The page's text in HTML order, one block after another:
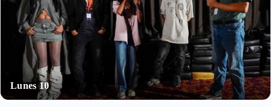
Lunes 10